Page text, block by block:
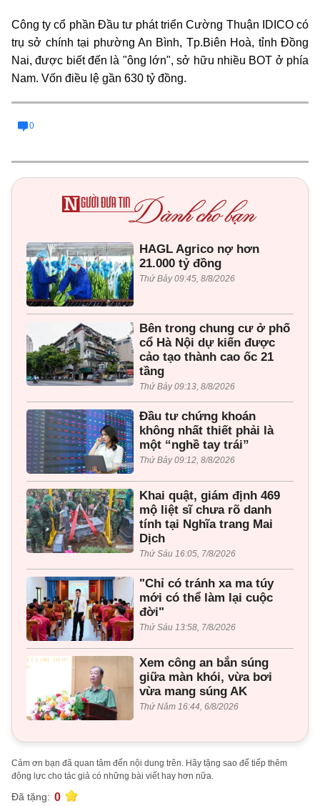
Công ty cổ phần Đầu tư phát triển Cường Thuận IDICO có
trụ sở chính tại phường An Bình, Tp.Biên Hoà, tỉnh Đồng
Nai, được biết đến là "ông lớn", sở hữu nhiều BOT ở phía
Nam. Vốn điều lệ gần 630 tỷ đồng.
0
HAGL Agrico nợ hơn
21.000 tỷ đồng
Thứ Bảy 09:45, 8/8/2026
Bên trong chung cư ở phố
cổ Hà Nội dự kiến được
cảo tạo thành cao ốc 21
tầng
Thứ Bảy 09:13, 8/8/2026
Đầu tư chứng khoán
không nhất thiết phải là
một “nghề tay trái”
Thứ Bảy 09:12, 8/8/2026
Khai quật, giám định 469
mộ liệt sĩ chưa rõ danh
tính tại Nghĩa trang Mai
Dịch
Thứ Sáu 16:05, 7/8/2026
"Chỉ có tránh xa ma túy
mới có thể làm lại cuộc
đời"
Thứ Sáu 13:58, 7/8/2026
Xem công an bắn súng
giữa màn khói, vừa bơi
vừa mang súng AK
Thứ Năm 16:44, 6/8/2026
Cảm ơn bạn đã quan tâm đến nội dung trên. Hãy tặng sao để tiếp thêm
động lực cho tác giả có những bài viết hay hơn nữa.
Đã tặng: 0